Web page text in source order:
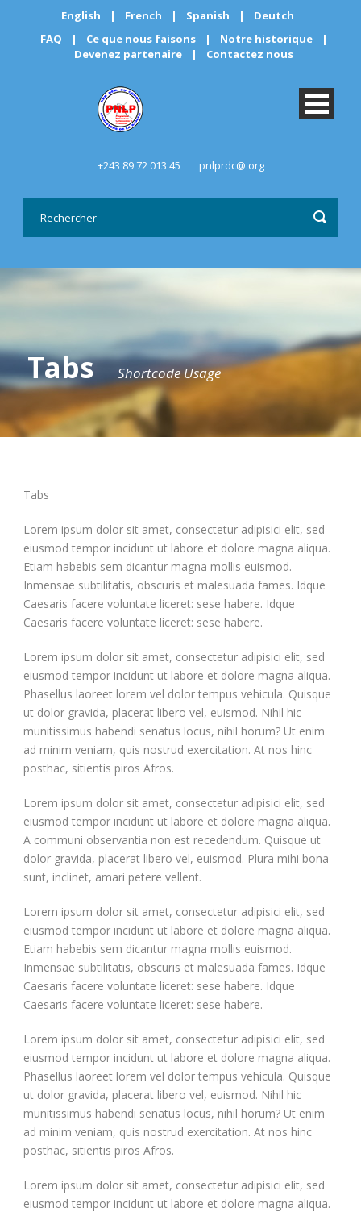
English | French | Spanish |
Deutch
FAQ
| Ce que nous faisons | Notre historique
|
Devenez partenaire
| Contactez nous
+243 89 72 013 45 pnlprdc@.org
Tabs Shortcode Usage
Tabs
Lorem ipsum dolor sit amet, consectetur adipisici elit, sed
eiusmod tempor incidunt ut labore et dolore magna aliqua.
Etiam habebis sem dicantur magna mollis euismod.
Inmensae subtilitatis, obscuris et malesuada fames. Idque
Caesaris facere voluntate liceret: sese habere. Idque
Caesaris facere voluntate liceret: sese habere.
Lorem ipsum dolor sit amet, consectetur adipisici elit, sed
eiusmod tempor incidunt ut labore et dolore magna aliqua.
Phasellus laoreet lorem vel dolor tempus vehicula. Quisque
ut dolor gravida, placerat libero vel, euismod. Nihil hic
munitissimus habendi senatus locus, nihil horum? Ut enim
ad minim veniam, quis nostrud exercitation. At nos hinc
posthac, sitientis piros Afros.
Lorem ipsum dolor sit amet, consectetur adipisici elit, sed
eiusmod tempor incidunt ut labore et dolore magna aliqua.
A communi observantia non est recedendum. Quisque ut
dolor gravida, placerat libero vel, euismod. Plura mihi bona
sunt, inclinet, amari petere vellent.
Lorem ipsum dolor sit amet, consectetur adipisici elit, sed
eiusmod tempor incidunt ut labore et dolore magna aliqua.
Etiam habebis sem dicantur magna mollis euismod.
Inmensae subtilitatis, obscuris et malesuada fames. Idque
Caesaris facere voluntate liceret: sese habere. Idque
Caesaris facere voluntate liceret: sese habere.
Lorem ipsum dolor sit amet, consectetur adipisici elit, sed
eiusmod tempor incidunt ut labore et dolore magna aliqua.
Phasellus laoreet lorem vel dolor tempus vehicula. Quisque
ut dolor gravida, placerat libero vel, euismod. Nihil hic
munitissimus habendi senatus locus, nihil horum? Ut enim
ad minim veniam, quis nostrud exercitation. At nos hinc
posthac, sitientis piros Afros.
Lorem ipsum dolor sit amet, consectetur adipisici elit, sed
eiusmod tempor incidunt ut labore et dolore magna aliqua.